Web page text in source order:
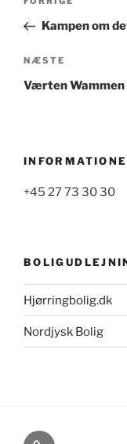
indlægKampen om
Næste
indlæg
NÆSTE
Værten Wammen
+45 27 73 30 30
Hjørringbolig.dk
Nordjysk Bolig
Cookie-